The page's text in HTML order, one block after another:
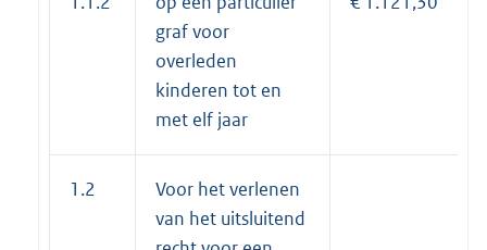
graf voor
overleden
kinderen tot en
met elf jaar
1.2
Voor het verlenen
van het uitsluitend